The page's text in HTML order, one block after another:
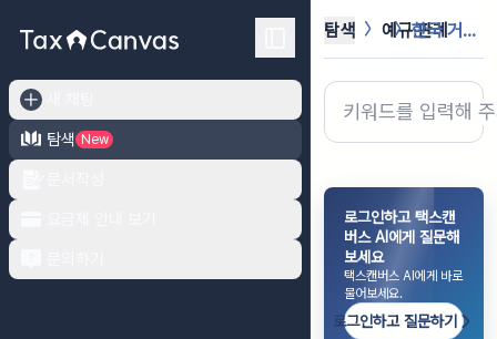
탐색
New
탐색 예규·판례 한국 거주자가 외국에 소재하는 회사의...
로그인하고 택스캔
버스 AI에게 질문해
보세요
택스캔버스 AI에게 바로
물어보세요.
로그인하고 질문하기